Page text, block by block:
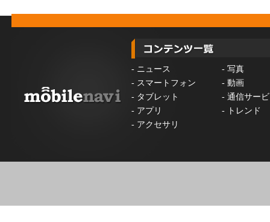
- ニュース - 写真
- スマートフォン - 動画
- タブレット - 通信サー
- アプリ -
トレンド
- アクセサリ